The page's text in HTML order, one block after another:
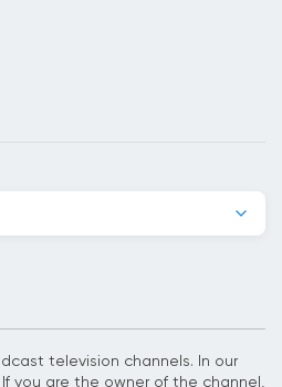
television channels. In our
you are the owner of the channel,